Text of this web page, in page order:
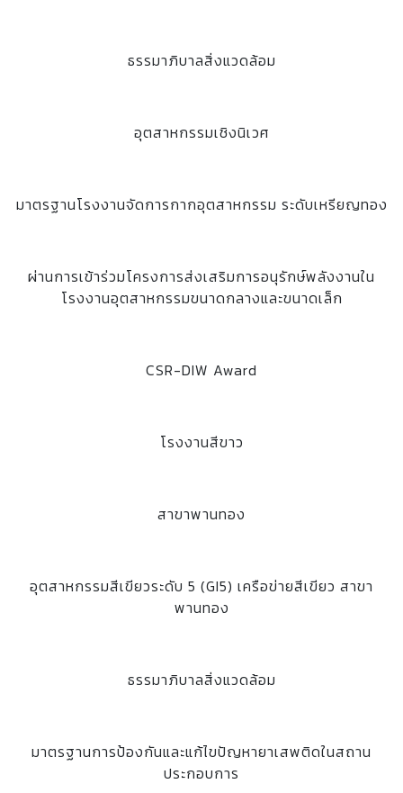
ธรรมาภิบาลสิ่งแวดล้อม
อุตสาหกรรมเชิงนิเวศ
มาตรฐานโรงงานจัดการกากอุตสาหกรรม ระดับเหรียญทอง
ผ่านการเข้าร่วมโครงการส่งเสริมการอนุรักษ์พลังงานใน
โรงงานอุตสาหกรรมขนาดกลางและขนาดเล็ก
CSR-DIW Award
โรงงานสีขาว
สาขาพานทอง
อุตสาหกรรมสีเขียวระดับ 5 (GI5) เครือข่ายสีเขียว สาขา
พานทอง
ธรรมาภิบาลสิ่งแวดล้อม
มาตรฐานการป้องกันและแก้ไขปัญหายาเสพติดในสถาน
ประกอบการ